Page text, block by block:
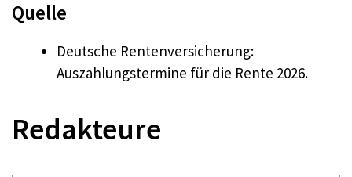
Quelle
Deutsche Rentenversicherung:
Auszahlungstermine für die Rente 2026.
Redakteure